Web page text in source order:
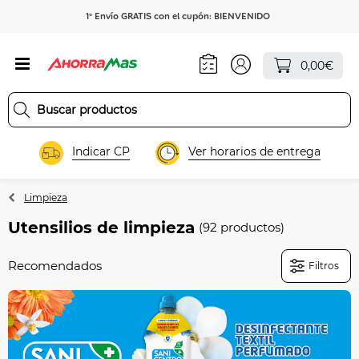
1º Envío GRATIS con el cupón: BIENVENIDO
0,00€
Indicar CP Ver horarios de entrega
Limpieza
Utensilios de limpieza (92 productos)
Filtros